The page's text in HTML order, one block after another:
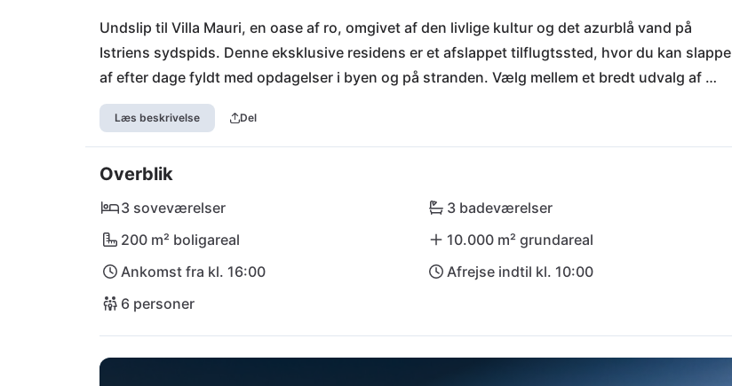
Undslip til Villa Mauri, en oase af ro, omgivet af den livlige kultur og det azurblå vand på
Istriens sydspids. Denne eksklusive residens er et afslappet tilflugtssted, hvor du kan slappe
af efter dage fyldt med opdagelser i byen og på stranden. Vælg mellem et bredt udvalg af
sportsaktiviteter eller nyd blot Middelhavssolen på din private terrasse. De daglige
fornødenheder kan fås i de lokale butikker, der ligger blot et stenkast derfra. Gourmeter kan
forkæle sig selv på nærliggende restauranter som Konoba Boccaporta eller Batelina. Udforsk
det naturskønne paradis Kap Kamenjak eller dyk ned i den historiske atmosfære i Rovinj - Villa
Mauri er din perfekte base for uforglemmelige ferieminder!
Læs beskrivelse Del
Overblik
3 soveværelser
3 badeværelser
200 m² boligareal
10.000 m² grundareal
Ankomst fra kl. 16:00
Afrejse indtil kl. 10:00
6 personer